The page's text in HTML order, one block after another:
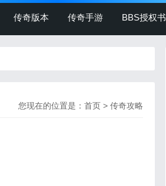
传奇版本 传奇手游 BBS授权书
您现在的位置是： 首页 > 传奇攻略